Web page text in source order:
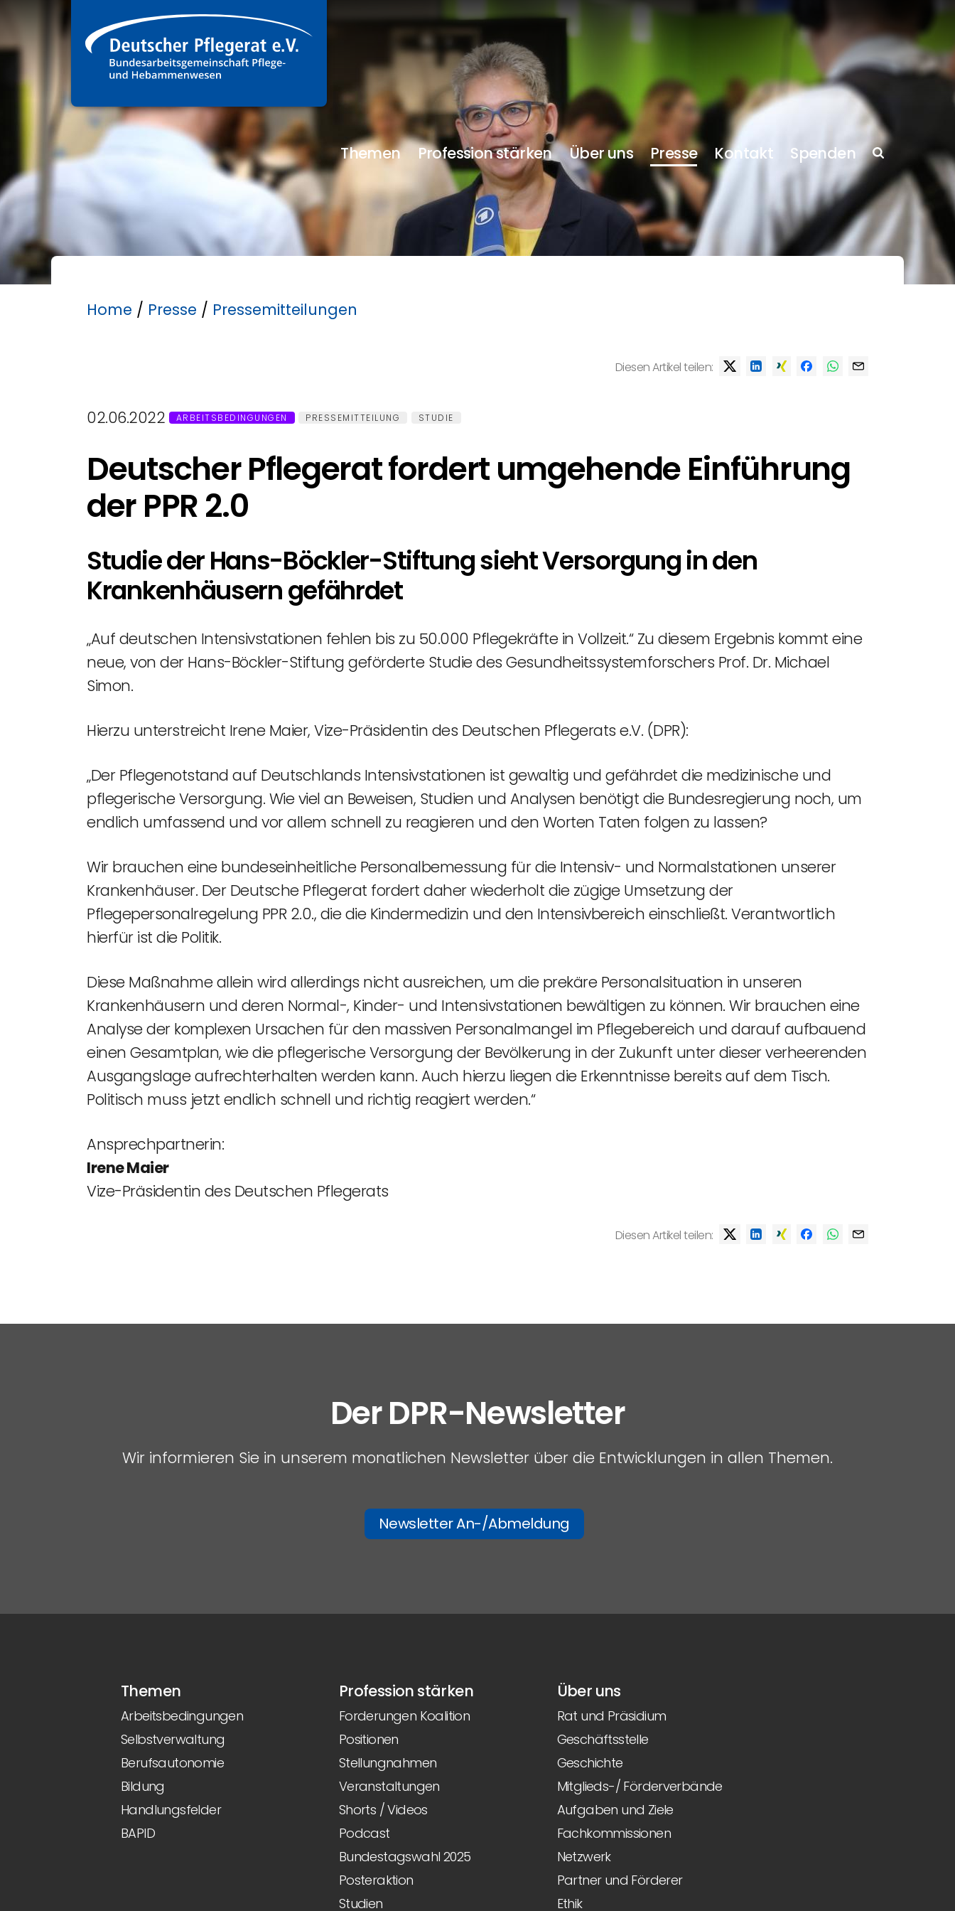
Themen Profession stärken Über uns Presse Kontakt Spenden
Home / Presse / Pressemitteilungen
Diesen Artikel teilen:
02.06.2022 ARBEITSBEDINGUNGEN PRESSEMITTEILUNG STUDIE
Deutscher Pflegerat fordert umgehende Einführung
der PPR 2.0
Studie der Hans-Böckler-Stiftung sieht Versorgung in den
Krankenhäusern gefährdet
„Auf deutschen Intensivstationen fehlen bis zu 50.000 Pflegekräfte in Vollzeit.“ Zu diesem Ergebnis kommt eine
neue, von der Hans-Böckler-Stiftung geförderte Studie des Gesundheitssystemforschers Prof. Dr. Michael
Simon.
Hierzu unterstreicht Irene Maier, Vize-Präsidentin des Deutschen Pflegerats e.V. (DPR):
„Der Pflegenotstand auf Deutschlands Intensivstationen ist gewaltig und gefährdet die medizinische und
pflegerische Versorgung. Wie viel an Beweisen, Studien und Analysen benötigt die Bundesregierung noch, um
endlich umfassend und vor allem schnell zu reagieren und den Worten Taten folgen zu lassen?
Wir brauchen eine bundeseinheitliche Personalbemessung für die Intensiv- und Normalstationen unserer
Krankenhäuser. Der Deutsche Pflegerat fordert daher wiederholt die zügige Umsetzung der
Pflegepersonalregelung PPR 2.0., die die Kindermedizin und den Intensivbereich einschließt. Verantwortlich
hierfür ist die Politik.
Diese Maßnahme allein wird allerdings nicht ausreichen, um die prekäre Personalsituation in unseren
Krankenhäusern und deren Normal-, Kinder- und Intensivstationen bewältigen zu können. Wir brauchen eine
Analyse der komplexen Ursachen für den massiven Personalmangel im Pflegebereich und darauf aufbauend
einen Gesamtplan, wie die pflegerische Versorgung der Bevölkerung in der Zukunft unter dieser verheerenden
Ausgangslage aufrechterhalten werden kann. Auch hierzu liegen die Erkenntnisse bereits auf dem Tisch.
Politisch muss jetzt endlich schnell und richtig reagiert werden.“
Ansprechpartnerin:
Irene Maier
Vize-Präsidentin des Deutschen Pflegerats
Diesen Artikel teilen:
Der DPR-Newsletter
Wir informieren Sie in unserem monatlichen Newsletter über die Entwicklungen in allen Themen.
Newsletter An-/Abmeldung
Themen
Arbeitsbedingungen
Selbstverwaltung
Berufsautonomie
Bildung
Handlungsfelder
BAPID
Profession stärken
Forderungen Koalition
Positionen
Stellungnahmen
Veranstaltungen
Shorts / Videos
Podcast
Bundestagswahl 2025
Posteraktion
Studien
Über uns
Rat und Präsidium
Geschäftsstelle
Geschichte
Mitglieds-/ Förderverbände
Aufgaben und Ziele
Fachkommissionen
Netzwerk
Partner und Förderer
Ethik